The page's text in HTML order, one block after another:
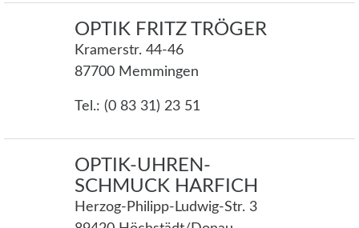
OPTIK FRITZ TRÖGER
Kramerstr. 44-46
87700 Memmingen
Tel.: (0 83 31) 23 51
OPTIK-UHREN-
SCHMUCK HARFICH
Herzog-Philipp-Ludwig-Str. 3